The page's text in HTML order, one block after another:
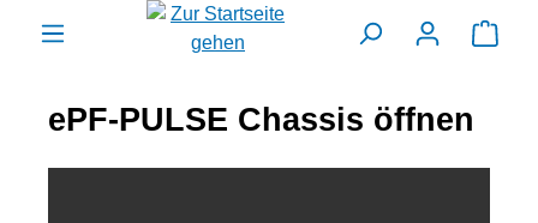
springen
ePF-PULSE Chassis öffnen